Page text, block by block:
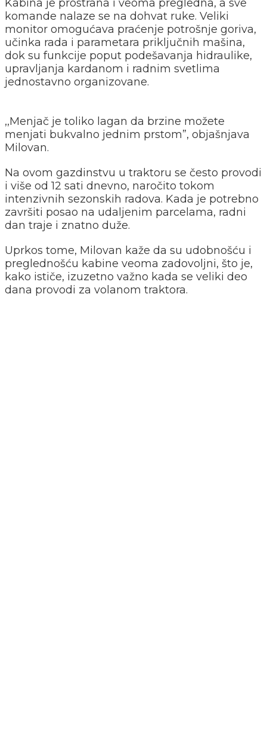
Kabina je prostrana i veoma pregledna, a sve
komande nalaze se na dohvat ruke. Veliki
monitor omogućava praćenje potrošnje goriva,
učinka rada i parametara priključnih mašina,
dok su funkcije poput podešavanja hidraulike,
upravljanja kardanom i radnim svetlima
jednostavno organizovane.
,,Menjač je toliko lagan da brzine možete
menjati bukvalno jednim prstom”, objašnjava
Milovan.
Na ovom gazdinstvu u traktoru se često provodi
i više od 12 sati dnevno, naročito tokom
intenzivnih sezonskih radova. Kada je potrebno
završiti posao na udaljenim parcelama, radni
dan traje i znatno duže.
Uprkos tome, Milovan kaže da su udobnošću i
preglednošću kabine veoma zadovoljni, što je,
kako ističe, izuzetno važno kada se veliki deo
dana provodi za volanom traktora.